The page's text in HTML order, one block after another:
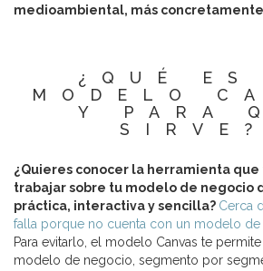
medioambiental, más
¿QUÉ ES
MODELO
Y PARA
¿Quieres conocer la herramienta que
trabajar sobre tu modelo de negocio
práctica, interactiva y sencilla? Cerca
falla porque no cuenta con un modelo
Para evitarlo, el modelo Canvas te
modelo de negocio, segmento por